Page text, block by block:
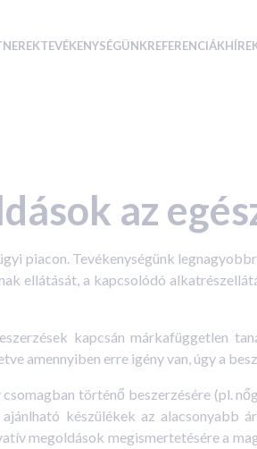
TEVÉKENYSÉGÜNKREFERENCIÁK
az
piacon. Tevékenységünk
ellátását, a kapcsolódó
kapcsán márkafüggetlen
amennyiben erre igény van, úgy a
történő beszerzésére (pl.
készülékek az
megoldások megismertetésére a